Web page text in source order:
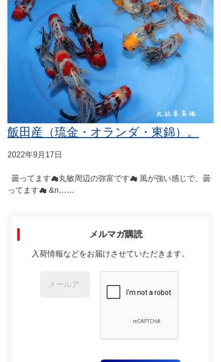
飯田産（琉金・オランダ・東錦）。
2022年9月17日
曇ってます☁丸敏周辺の弥富です☁ 風が強い感じで、曇
ってます☁ &n……
メルマガ購読
入荷情報などをお届けさせていただきます。